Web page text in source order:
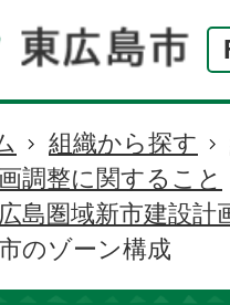
組織から探す
調整に関すること
島圏域新市建設計
のゾーン構成